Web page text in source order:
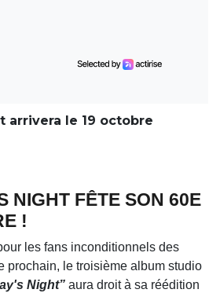
arrivera le 19 octobre
NIGHT FÊTE SON 60E
!
les fans inconditionnels des
prochain, le troisième album studio
Night” aura droit à sa réédition